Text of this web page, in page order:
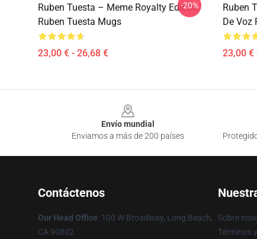
Ruben Tuesta – Meme Royalty Edition
Ruben Tuesta Mugs
23,00 € - 26,68 €
-20%
Ruben
De Voz
23,00 €
Envío mundial
Enviamos a más de 200 países
Contáctenos
Our Head Office: 100 W Broadway, Long Beach,
CA 90802
Sobre
Términos